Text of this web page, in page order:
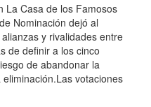
La Casa de los Famosos
Nominación dejó al
y rivalidades entre
de definir a los cinco
de abandonar la
votaciones